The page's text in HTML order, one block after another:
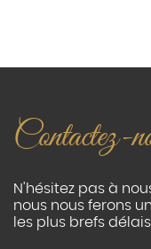
Contactez-
N'hésitez pas à
nous nous ferons
les plus brefs délais.